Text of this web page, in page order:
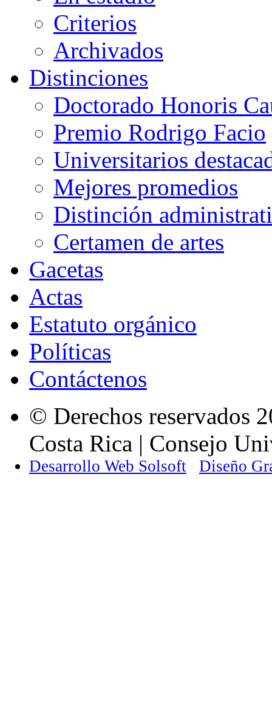
Criterios
Archivados
Distinciones
Doctorado Honoris
Premio Rodrigo Facio
Universitarios
Mejores promedios
Distinción
Certamen de artes
Gacetas
Actas
Estatuto orgánico
Políticas
Contáctenos
© Derechos reservados
Costa Rica | Consejo
Desarrollo Web Solsoft Diseño